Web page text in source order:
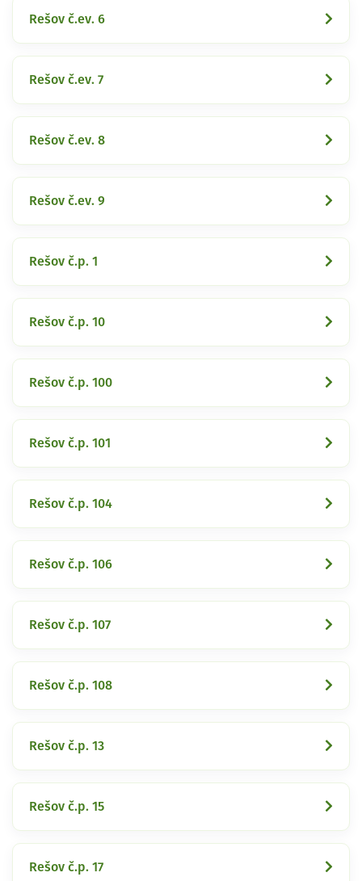
Rešov č.ev. 6
Rešov č.ev. 7
Rešov č.ev. 8
Rešov č.ev. 9
Rešov č.p. 1
Rešov č.p. 10
Rešov č.p. 100
Rešov č.p. 101
Rešov č.p. 104
Rešov č.p. 106
Rešov č.p. 107
Rešov č.p. 108
Rešov č.p. 13
Rešov č.p. 15
Rešov č.p. 17